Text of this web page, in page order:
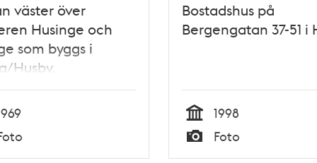
väster över
Husinge och
som byggs i
Husby.
Bostadshus på
Bergengatan 37-51 i
Tid
1998
Typ
Foto